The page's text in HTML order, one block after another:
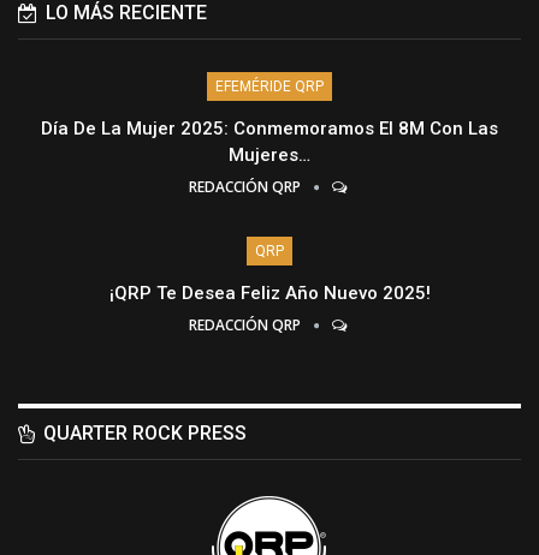
LO MÁS RECIENTE
EFEMÉRIDE QRP
Día De La Mujer 2025: Conmemoramos El 8M Con Las
Mujeres…
REDACCIÓN QRP
QRP
¡QRP Te Desea Feliz Año Nuevo 2025!
REDACCIÓN QRP
QUARTER ROCK PRESS